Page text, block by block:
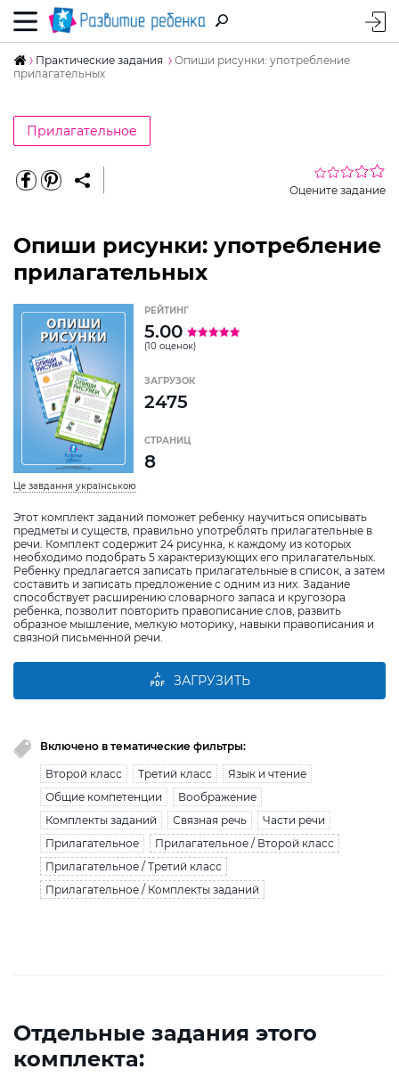
Практические задания
Опиши рисунки: употребление
прилагательных
Прилагательное
Оцените задание
Опиши рисунки: употребление
прилагательных
Це завдання українською
Этот комплект заданий поможет ребенку научиться описывать
предметы и существ, правильно употреблять прилагательные в
речи. Комплект содержит 24 рисунка, к каждому из которых
необходимо подобрать 5 характеризующих его прилагательных.
Ребенку предлагается записать прилагательные в список, а затем
составить и записать предложение с одним из них. Задание
способствует расширению словарного запаса и кругозора
ребенка, позволит повторить правописание слов, развить
образное мышление, мелкую моторику, навыки правописания и
связной письменной речи.
РЕЙТИНГ
5.00
(10 оценок)
ЗАГРУЗОК
2475
СТРАНИЦ
8
ЗАГРУЗИТЬ
Включено в тематические фильтры:
Второй класс Третий класс
Язык и чтение
Общие компетенции
Воображение
Комплекты заданий
Связная речь
Части речи
Прилагательное
Прилагательное / Второй класс
Прилагательное / Третий класс
Прилагательное / Комплекты заданий
Отдельные задания этого
комплекта: